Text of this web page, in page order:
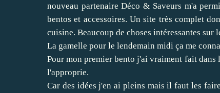
nouveau partenaireDéco & Saveurs m'a
bentos et accessoires. Un site très complet
cuisine. Beaucoup de choses intéressantes
La gamelle pour le lendemain midi ça me
Pour mon premier bento j'ai vraiment fait
l'approprie.
Car des idées j'en ai pleins mais il faut les